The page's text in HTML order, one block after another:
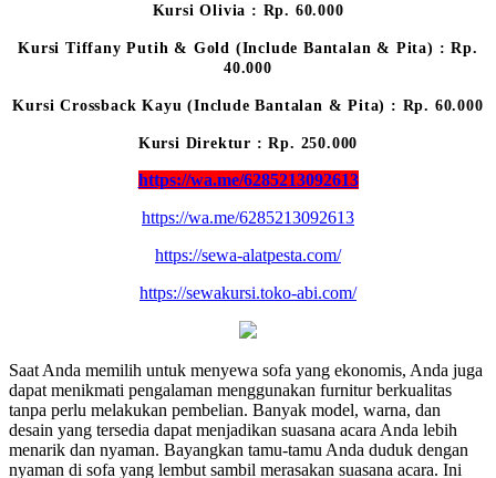
Kursi Olivia : Rp. 60.000
Kursi Tiffany Putih & Gold (Include Bantalan & Pita) : Rp.
40.000
Kursi Crossback Kayu (Include Bantalan & Pita) : Rp. 60.000
Kursi Direktur : Rp. 250.000
https://wa.me/6285213092613
https://wa.me/6285213092613
https://sewa-alatpesta.com/
https://sewakursi.toko-abi.com/
Saat Anda memilih untuk menyewa sofa yang ekonomis, Anda juga
dapat menikmati pengalaman menggunakan furnitur berkualitas
tanpa perlu melakukan pembelian. Banyak model, warna, dan
desain yang tersedia dapat menjadikan suasana acara Anda lebih
menarik dan nyaman. Bayangkan tamu-tamu Anda duduk dengan
nyaman di sofa yang lembut sambil merasakan suasana acara. Ini